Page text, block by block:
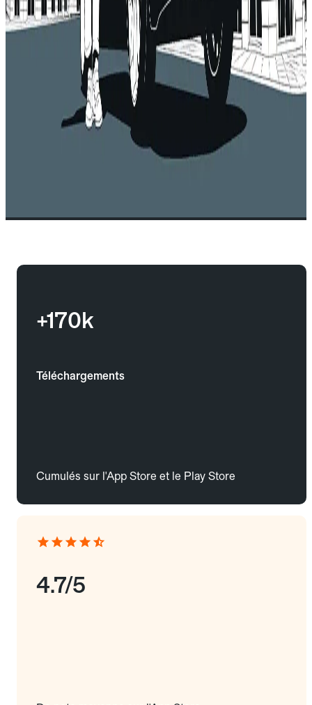
+170k
Téléchargements
Cumulés sur l'App Store et le Play Store
4.7/5